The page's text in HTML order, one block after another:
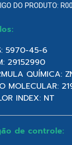
DO PRODUTO:
5970-45-6
29152990
QUÍMICA:
MOLECULAR:
INDEX: NT
de controle: